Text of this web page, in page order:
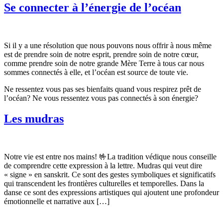
Se connecter à l’énergie de l’océan
Si il y a une résolution que nous pouvons nous offrir à nous même
est de prendre soin de notre esprit, prendre soin de notre cœur,
comme prendre soin de notre grande Mère Terre à tous car nous
sommes connectés à elle, et l’océan est source de toute vie.
Ne ressentez vous pas ses bienfaits quand vous respirez prêt de
l’océan? Ne vous ressentez vous pas connectés à son énergie?
Les mudras
Notre vie est entre nos mains! 🤟La tradition védique nous conseille
de comprendre cette expression à la lettre. Mudras qui veut dire
« signe » en sanskrit. Ce sont des gestes symboliques et significatifs
qui transcendent les frontières culturelles et temporelles. Dans la
danse ce sont des expressions artistiques qui ajoutent une profondeur
émotionnelle et narrative aux […]